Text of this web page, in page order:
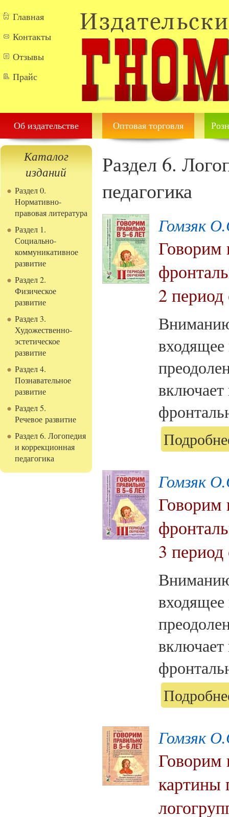
Главная
Контакты
Отзывы
Прайс
Об издательстве Оптовая торговля
Каталог
изданий
Раздел 0.
Нормативно-
правовая литература
Раздел 1.
Социально-
коммуникативное
развитие
Раздел 2.
Физическое
развитие
Раздел 3.
Художественно-
эстетическое
развитие
Раздел 4.
Познавательное
развитие
Раздел 5.
Речевое развитие
Раздел 6. Логопедия
и коррекционная
педагогика
Раздел 6.
педагогика
Гомзяк
Говорим
2
Гомзяк
Говорим
3
Гомзяк
Говорим
картины